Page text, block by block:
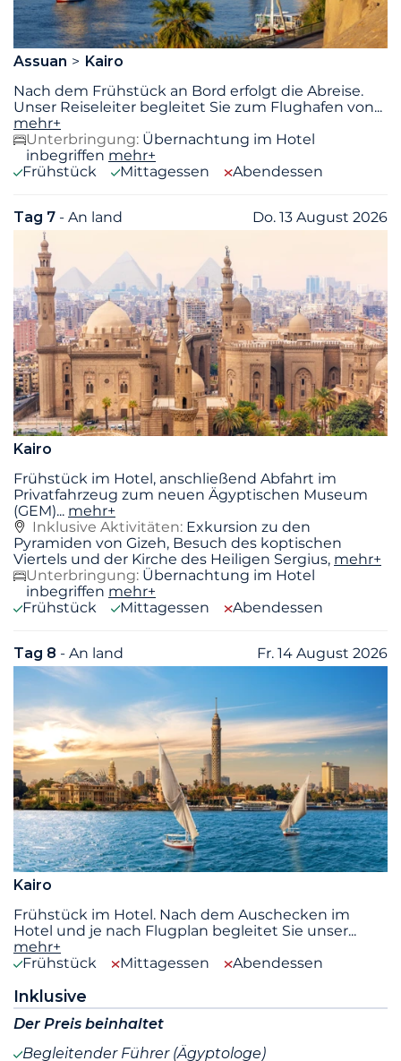
Assuan
Kairo
Nach dem Frühstück an Bord erfolgt die Abreise.
Unser Reiseleiter begleitet Sie zum Flughafen von...
mehr+
Unterbringung: Übernachtung im Hotel
inbegriffen mehr+
Frühstück
Mittagessen Abendessen
Tag 7 - An land Do. 13 August 2026
Kairo
Frühstück im Hotel, anschließend Abfahrt im
Privatfahrzeug zum neuen Ägyptischen Museum
(GEM)... mehr+
Inklusive Aktivitäten: Exkursion zu den
Pyramiden von Gizeh, Besuch des koptischen
Viertels und der Kirche des Heiligen Sergius, mehr+
Unterbringung: Übernachtung im Hotel
inbegriffen mehr+
Frühstück
Mittagessen Abendessen
Tag 8 - An land Fr. 14 August 2026
Kairo
Frühstück im Hotel. Nach dem Auschecken im
Hotel und je nach Flugplan begleitet Sie unser...
mehr+
Frühstück
Mittagessen Abendessen
Inklusive
Der Preis beinhaltet
Begleitender Führer (Ägyptologe)